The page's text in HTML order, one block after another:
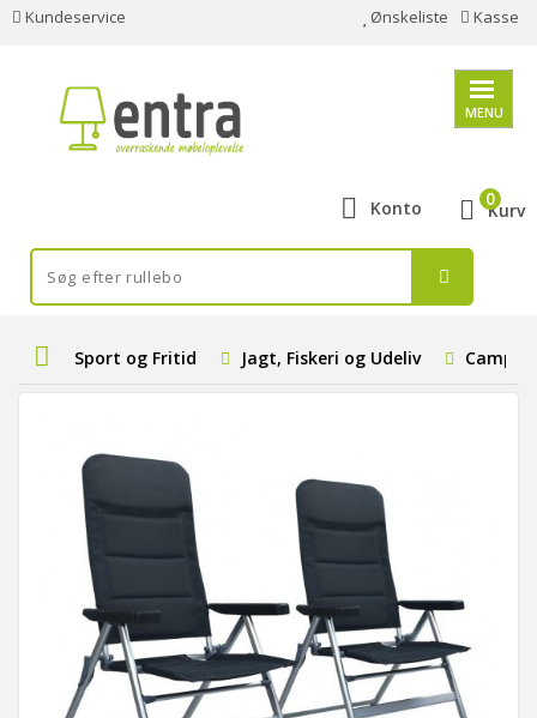
Kundeservice Ønskeliste Kasse
MENU
Konto Kurv
0
Sport og Fritid Jagt, Fiskeri og Udeliv